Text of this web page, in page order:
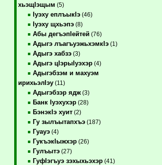
хьэщIэщым (5)
Iуэху еплъыкIэ(46)
Iуэху щхьэпэ(8)
Абы дегъэпIейтей(76)
Адыгэ лъагъуэжьхэмкIэ(1)
Адыгэ хабзэ(3)
Адыгэ цIэрыIуэхэр(4)
Адыгэбзэм и махуэм
ирихьэлIэу(11)
Адыгэбзэр ядж(3)
Банк Iуэхухэр(28)
БэнэкIэ хуит(2)
Гу зылъытапхъэ(187)
Гуауэ(4)
ГукъэкIыжхэр(26)
Гулъытэ(27)
ГуфIэгъуэ зэхыхьэхэр(41)